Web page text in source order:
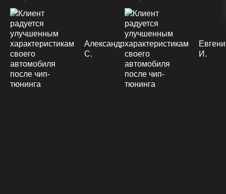
Александр
С.
И.